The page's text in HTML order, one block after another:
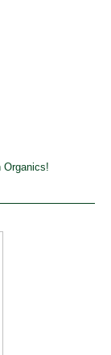
Organics!